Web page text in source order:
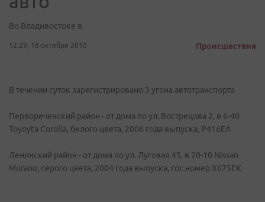
Во Владивостоке в
12:29, 18 октября 2010 Происшествия
В течении суток зарегистрировано 3 угона автотранспорта
Первореченский район - от дома по ул. Вострецова 2, в 6-40
Toyoyta Corolla, белого цвета, 2006 года выпуска, Р416ЕА
Ленинский район - от дома по ул. Луговая 45, в 20-10 Nissan
Murano, серого цвета, 2004 года выпуска, гос.номер Х675ЕК